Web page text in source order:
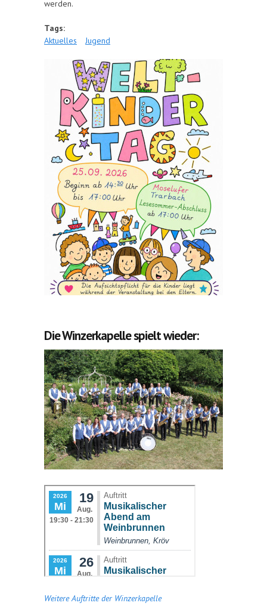
werden.
Tags:
Aktuelles
Jugend
Die Winzerkapelle spielt wieder:
Weitere Auftritte der Winzerkapelle